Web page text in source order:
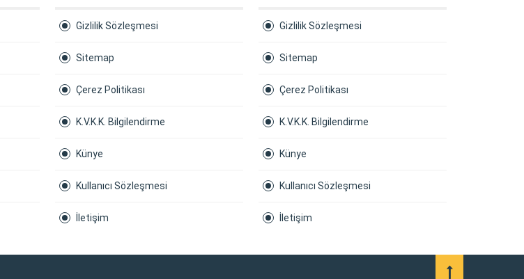
Gizlilik Sözleşmesi
Sitemap
Çerez Politikası
K.V.K.K. Bilgilendirme
Künye
Kullanıcı Sözleşmesi
İletişim
Gizlilik Sözleşmesi
Sitemap
Çerez Politikası
K.V.K.K. Bilgilendirme
Künye
Kullanıcı Sözleşmesi
İletişim